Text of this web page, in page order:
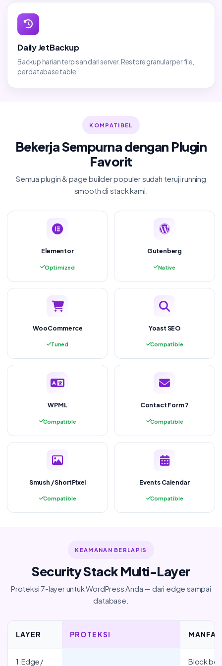
Daily JetBackup
Backup harian terpisah dari server. Restore granular per file,
per database table.
KOMPATIBEL
Bekerja Sempurna dengan Plugin
Favorit
Semua plugin & page builder populer sudah teruji running
smooth di stack kami.
Elementor
Optimized
Gutenberg
Native
WooCommerce
Tuned
Yoast SEO
Compatible
WPML
Compatible
Contact Form 7
Compatible
Smush / ShortPixel
Compatible
Events Calendar
Compatible
KEAMANAN BERLAPIS
Security Stack Multi-Layer
Proteksi 7-layer untuk WordPress Anda — dari edge sampai
database.
LAYER PROTEKSI
1. Edge / Block bot